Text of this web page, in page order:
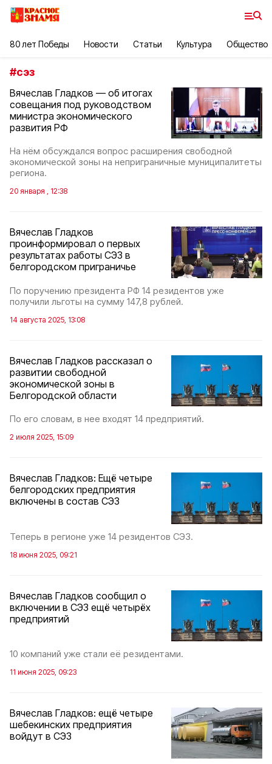
80 лет Победы Новости Статьи Культура Общество
#сэз
Вячеслав Гладков — об итогах
совещания под руководством
министра экономического
развития РФ
На нём обсуждался вопрос расширения свободной
экономической зоны на неприграничные муниципалитеты
региона.
20 января , 12:38
Вячеслав Гладков
проинформировал о первых
результатах работы СЭЗ в
белгородском приграничье
По поручению президента РФ 14 резидентов уже
получили льготы на сумму 147,8 рублей.
14 августа 2025, 13:08
Вячеслав Гладков рассказал о
развитии свободной
экономической зоны в
Белгородской области
По его словам, в нее входят 14 предприятий.
2 июля 2025, 15:09
Вячеслав Гладков: Ещё четыре
белгородских предприятия
включены в состав СЭЗ
Теперь в регионе уже 14 резидентов СЭЗ.
18 июня 2025, 09:21
Вячеслав Гладков сообщил о
включении в СЭЗ ещё четырёх
предприятий
10 компаний уже стали её резидентами.
11 июня 2025, 09:23
Вячеслав Гладков: ещё четыре
шебекинских предприятия
войдут в СЭЗ